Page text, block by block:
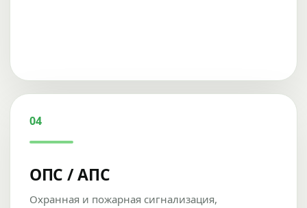
04
ОПС / АПС
Охранная и пожарная сигнализация,